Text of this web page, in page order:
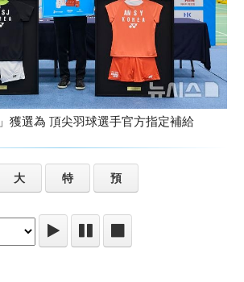
艾多美「煥力飲」獲選為 頂尖羽球選手官方指定補給
大 特 預